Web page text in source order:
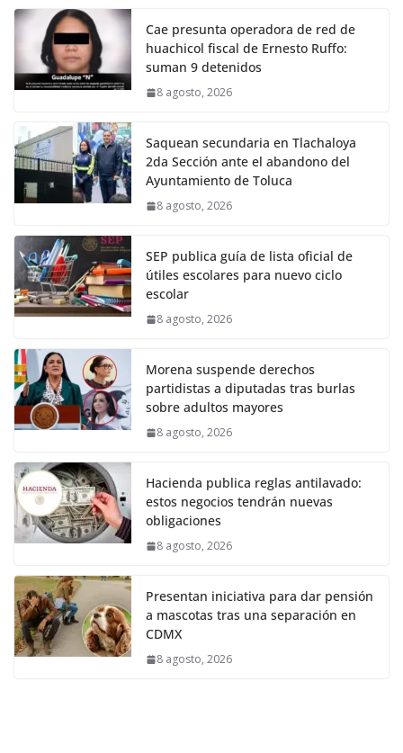
Cae presunta operadora de red de
huachicol fiscal de Ernesto Ruffo:
suman 9 detenidos
8 agosto, 2026
Saquean secundaria en Tlachaloya
2da Sección ante el abandono del
Ayuntamiento de Toluca
8 agosto, 2026
SEP publica guía de lista oficial de
útiles escolares para nuevo ciclo
escolar
8 agosto, 2026
Morena suspende derechos
partidistas a diputadas tras burlas
sobre adultos mayores
8 agosto, 2026
Hacienda publica reglas antilavado:
estos negocios tendrán nuevas
obligaciones
8 agosto, 2026
Presentan iniciativa para dar pensión
a mascotas tras una separación en
CDMX
8 agosto, 2026